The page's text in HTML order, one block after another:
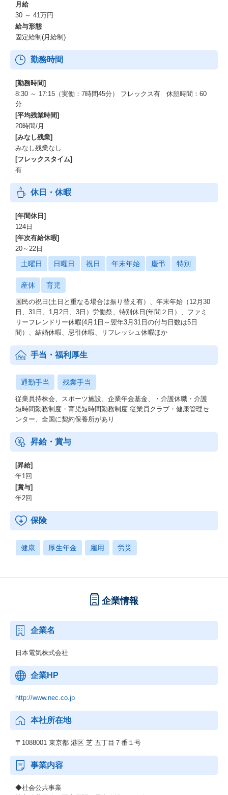
月給
30 ～ 41万円
給与形態
固定給制(月給制)
勤務時間
[勤務時間]
8:30 ～ 17:15（実働：7時間45分） フレックス有 休憩時間：60
分
[平均残業時間]
20時間/月
[みなし残業]
みなし残業なし
[フレックスタイム]
有
休日・休暇
[年間休日]
124日
[年次有給休暇]
20～22日
土曜日 日曜日 祝日 年末年始 慶弔 特別
産休 育児
国民の祝日(土日と重なる場合は振り替え有）、年末年始（12月30
日、31日、1月2日、3日）労働祭、特別休日(年間２日）、ファミ
リーフレンドリー休暇(4月1日～翌年3月31日の付与日数は5日
間）、結婚休暇、忌引休暇、リフレッシュ休暇ほか
手当・福利厚生
通勤手当 残業手当
従業員持株会、スポーツ施設、企業年金基金、・介護休職・介護
短時間勤務制度・育児短時間勤務制度 従業員クラブ・健康管理セ
ンター、全国に契約保養所があり
昇給・賞与
[昇給]
年1回
[賞与]
年2回
保険
健康 厚生年金 雇用 労災
企業情報
企業名
日本電気株式会社
企業HP
http://www.nec.co.jp
本社所在地
〒1088001 東京都 港区 芝 五丁目７番１号
事業内容
◆社会公共事業